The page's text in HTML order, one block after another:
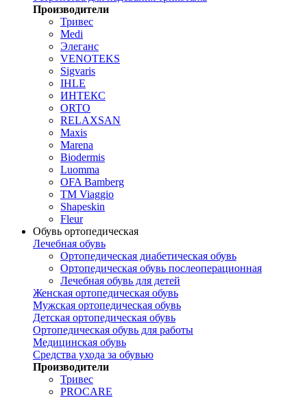
Производители
Тривес
Medi
Элеганс
VENOTEKS
Sigvaris
IHLE
ИНТЕКС
ORTO
RELAXSAN
Maxis
Marena
Biodermis
Luomma
OFA Bamberg
TM Viaggio
Shapeskin
Fleur
Обувь ортопедическая
Лечебная обувь
Ортопедическая диабетическая обувь
Ортопедическая обувь послеоперационная
Лечебная обувь для детей
Женская ортопедическая обувь
Мужская ортопедическая обувь
Детская ортопедическая обувь
Ортопедическая обувь для работы
Медицинская обувь
Средства ухода за обувью
Производители
Тривес
PROCARE